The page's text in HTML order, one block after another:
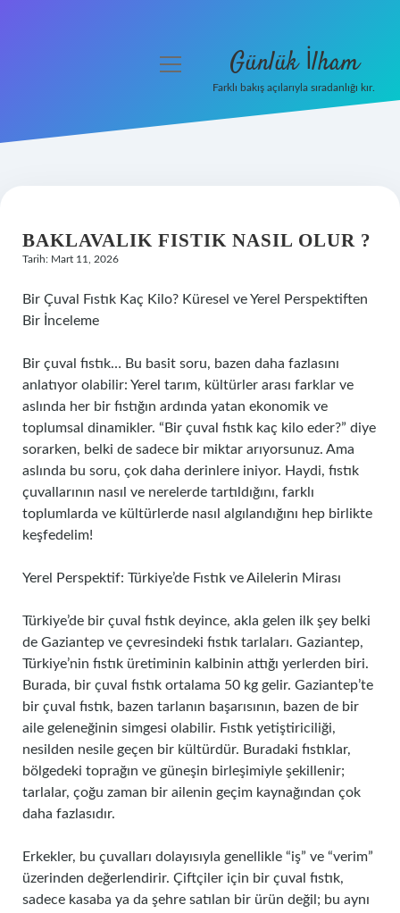
Hakkımızda
menüyü
Günlük İlham
Farklı bakış açılarıyla sıradanlığı kır.
BAKLAVALIK FISTIK NASIL OLUR ?
Tarih: Mart 11, 2026
Bir Çuval Fıstık Kaç Kilo? Küresel ve Yerel Perspektiften
Bir İnceleme
Bir çuval fıstık… Bu basit soru, bazen daha fazlasını
anlatıyor olabilir: Yerel tarım, kültürler arası farklar ve
aslında her bir fıstığın ardında yatan ekonomik ve
toplumsal dinamikler. “Bir çuval fıstık kaç kilo eder?” diye
sorarken, belki de sadece bir miktar arıyorsunuz. Ama
aslında bu soru, çok daha derinlere iniyor. Haydi, fıstık
çuvallarının nasıl ve nerelerde tartıldığını, farklı
toplumlarda ve kültürlerde nasıl algılandığını hep birlikte
keşfedelim!
Yerel Perspektif: Türkiye’de Fıstık ve Ailelerin Mirası
Türkiye’de bir çuval fıstık deyince, akla gelen ilk şey belki
de Gaziantep ve çevresindeki fıstık tarlaları. Gaziantep,
Türkiye’nin fıstık üretiminin kalbinin attığı yerlerden biri.
Burada, bir çuval fıstık ortalama 50 kg gelir. Gaziantep’te
bir çuval fıstık, bazen tarlanın başarısının, bazen de bir
aile geleneğinin simgesi olabilir. Fıstık yetiştiriciliği,
nesilden nesile geçen bir kültürdür. Buradaki fıstıklar,
bölgedeki toprağın ve güneşin birleşimiyle şekillenir;
tarlalar, çoğu zaman bir ailenin geçim kaynağından çok
daha fazlasıdır.
Erkekler, bu çuvalları dolayısıyla genellikle “iş” ve “verim”
üzerinden değerlendirir. Çiftçiler için bir çuval fıstık,
sadece kasaba ya da şehre satılan bir ürün değil; bu aynı